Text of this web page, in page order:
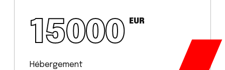
15000 EUR
Hébergement